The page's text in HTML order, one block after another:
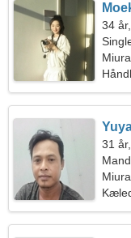
34
Miura
31
Miura